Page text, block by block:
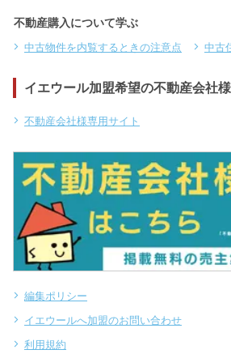
不動産購入について学ぶ
中古物件を内覧するときの注意点 中古
イエウール加盟希望の不動産会社様
不動産会社様専用サイト
編集ポリシー
イエウールへ加盟のお問い合わせ
利用規約